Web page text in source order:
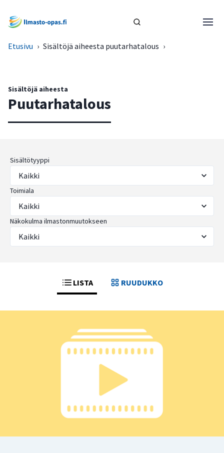
Etusivu › Sisältöjä aiheesta puutarhatalous ›
Sisältöjä aiheesta
Puutarhatalous
Sisältötyyppi
Toimiala
Näkokulma ilmastonmuutokseen
LISTA RUUDUKKO